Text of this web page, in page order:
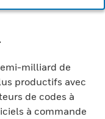
milliard de
productifs avec
de codes à
à commande